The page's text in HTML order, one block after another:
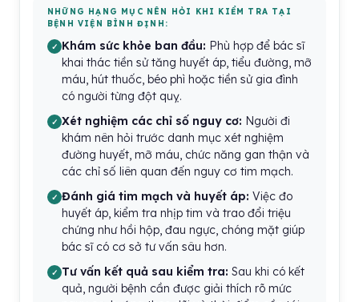
NHỮNG HẠNG MỤC NÊN HỎI KHI KIỂM TRA TẠI
BỆNH VIỆN BÌNH ĐỊNH:
Khám sức khỏe ban đầu: Phù hợp để bác sĩ
khai thác tiền sử tăng huyết áp, tiểu đường, mỡ
máu, hút thuốc, béo phì hoặc tiền sử gia đình
có người từng đột quỵ.
Xét nghiệm các chỉ số nguy cơ: Người đi
khám nên hỏi trước danh mục xét nghiệm
đường huyết, mỡ máu, chức năng gan thận và
các chỉ số liên quan đến nguy cơ tim mạch.
Đánh giá tim mạch và huyết áp: Việc đo
huyết áp, kiểm tra nhịp tim và trao đổi triệu
chứng như hồi hộp, đau ngực, chóng mặt giúp
bác sĩ có cơ sở tư vấn sâu hơn.
Tư vấn kết quả sau kiểm tra: Sau khi có kết
quả, người bệnh cần được giải thích rõ mức